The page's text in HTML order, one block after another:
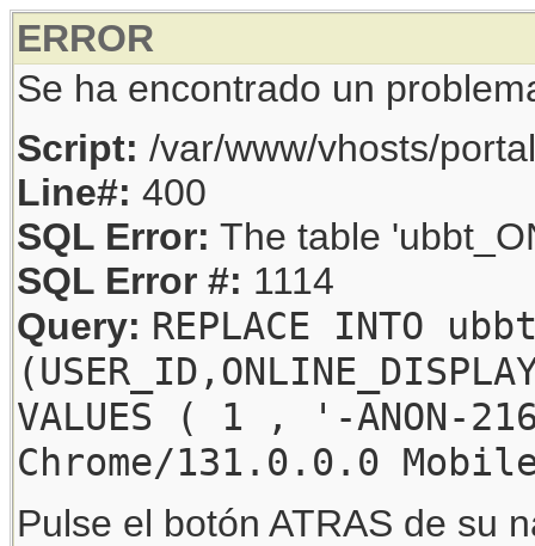
ERROR
Se ha encontrado un
Script: /var/www/vhosts/
Line#: 400
SQL Error: The table
SQL Error #: 1114
Query: REPLACE INTO
VALUES ( 1 , '-
Chrome/131.0.0.0
Pulse el botón ATRAS de su